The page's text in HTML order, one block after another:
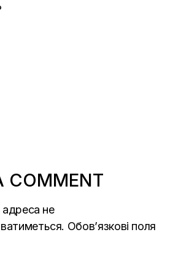
COMMENT
не
Обов’язкові поля